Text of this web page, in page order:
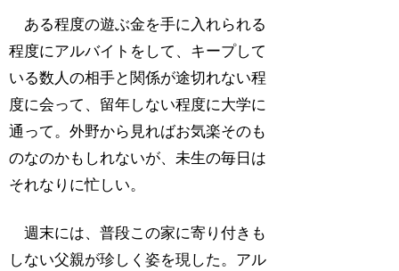
ある程度の遊ぶ金を手に入れられる
程度にアルバイトをして、キープして
いる数人の相手と関係が途切れない程
度に会って、留年しない程度に大学に
通って。外野から見ればお気楽そのも
のなのかもしれないが、未生の毎日は
それなりに忙しい。
週末には、普段この家に寄り付きも
しない父親が珍しく姿を現した。アル